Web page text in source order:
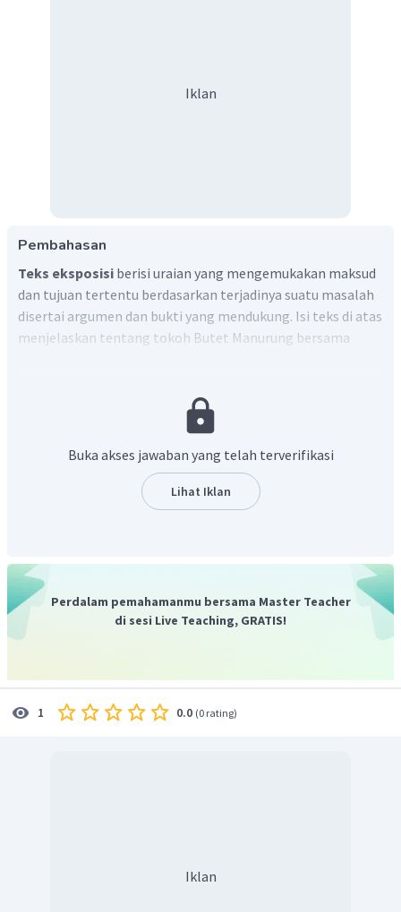
Iklan
Pembahasan
Teks eksposisi berisi uraian yang mengemukakan maksud
dan tujuan tertentu berdasarkan terjadinya suatu masalah
disertai argumen dan bukti yang mendukung. Isi teks di atas
menjelaskan tentang tokoh Butet Manurung bersama
memperluas wawasan literasi kepada orang-orang rimba
Dapat disimpulkan, tujuan dari teks tersebut adalah
menjelaskan pentingnya wawasan literasi di semua
lapisan masyarakat, termasuk orang-orang rimba.
Buka akses jawaban yang telah terverifikasi
Lihat Iklan
Perdalam pemahamanmu bersama Master Teacher
di sesi Live Teaching, GRATIS!
1 0.0 (0 rating)
Iklan